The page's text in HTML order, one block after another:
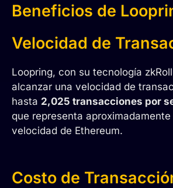
Beneficios de
Velocidad de
Loopring, con su tecnología
alcanzar una velocidad de
hasta 2,025 transacciones por
que representa
velocidad de Ethereum.
Costo de